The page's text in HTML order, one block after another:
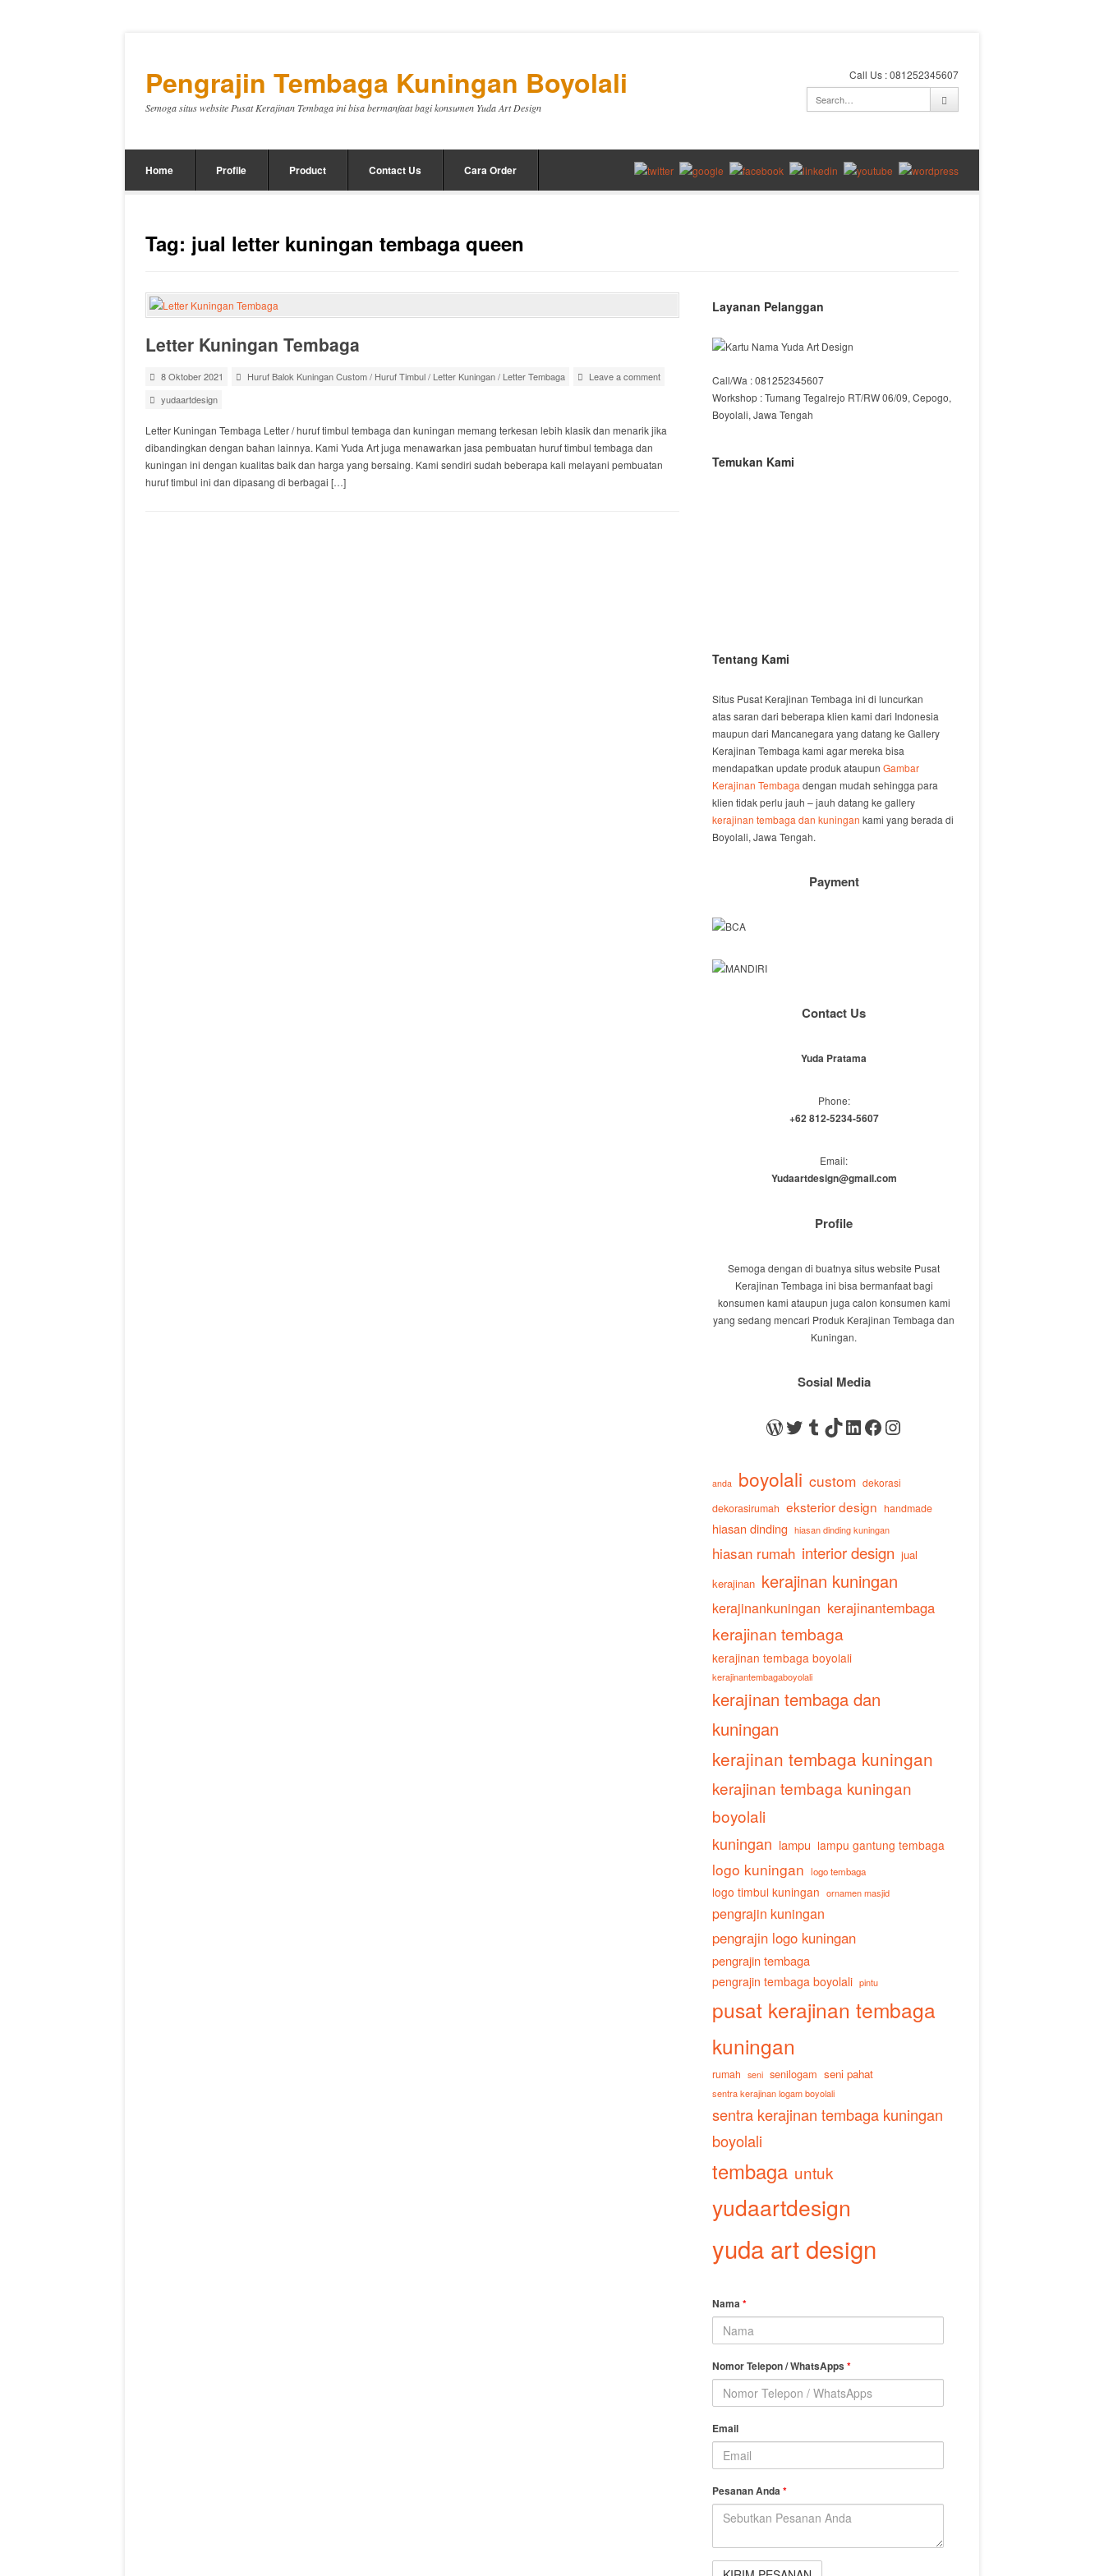
Pengrajin Tembaga Kuningan Boyolali
Semoga situs website Pusat Kerajinan Tembaga ini bisa bermanfaat bagi konsumen Yuda Art Design
Call Us : 081252345607
Home Profile Product Contact Us Cara Order
Tag: jual letter kuningan tembaga queen
Letter Kuningan Tembaga
8 Oktober 2021 Huruf Balok Kuningan Custom/ Huruf Timbul/ Letter Kuningan/ Letter Tembaga
Leave a comment
yudaartdesign
Letter Kuningan Tembaga Letter / huruf timbul tembaga dan kuningan memang terkesan lebih klasik dan menarik jika
dibandingkan dengan bahan lainnya. Kami Yuda Art juga menawarkan jasa pembuatan huruf timbul tembaga dan
kuningan ini dengan kualitas baik dan harga yang bersaing. Kami sendiri sudah beberapa kali melayani pembuatan
huruf timbul ini dan dipasang di berbagai […]
Layanan Pelanggan
Call/Wa : 081252345607
Workshop : Tumang Tegalrejo RT/RW 06/09, Cepogo,
Boyolali, Jawa Tengah
Temukan Kami
Tentang Kami
Situs Pusat Kerajinan Tembaga ini di luncurkan
atas saran dari beberapa klien kami dari Indonesia
maupun dari Mancanegara yang datang ke Gallery
Kerajinan Tembaga kami agar mereka bisa
mendapatkan update produk ataupun Gambar
Kerajinan Tembaga dengan mudah sehingga para
klien tidak perlu jauh – jauh datang ke gallery
kerajinan tembaga dan kuningan kami yang berada di
Boyolali, Jawa Tengah.
Payment
Contact Us
Yuda Pratama
Phone:
+62 812-5234-5607
Email:
Yudaartdesign@gmail.com
Profile
Semoga dengan di buatnya situs website Pusat
Kerajinan Tembaga ini bisa bermanfaat bagi
konsumen kami ataupun juga calon konsumen kami
yang sedang mencari Produk Kerajinan Tembaga dan
Kuningan.
Sosial Media
WordPress
Twitter
Tumblr
TikTok
LinkedIn
Facebook
Instagram
anda boyolali custom dekorasi
dekorasirumah eksterior design handmade
hiasan dinding hiasan dinding kuningan
hiasan rumah interior design jual
kerajinan kerajinan kuningan
kerajinankuningan kerajinantembaga
kerajinan tembaga
kerajinan tembaga boyolali
kerajinantembagaboyolali
kerajinan tembaga dan
kuningan
kerajinan tembaga kuningan
kerajinan tembaga kuningan
boyolali
kuningan lampu lampu gantung tembaga
logo kuningan logo tembaga
logo timbul kuningan ornamen masjid
pengrajin kuningan
pengrajin logo kuningan
pengrajin tembaga
pengrajin tembaga boyolali pintu
pusat kerajinan tembaga
kuningan
rumah seni senilogam seni pahat
sentra kerajinan logam boyolali
sentra kerajinan tembaga kuningan
boyolali
tembaga untuk
yudaartdesign
yuda art design
Nama*
Nomor Telepon / WhatsApps *
Email
Pesanan Anda*